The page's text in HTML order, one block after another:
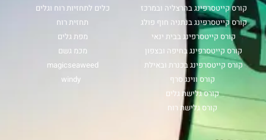
קורס קייטסרפינג בהרצליה ובמרכז
קורס קייטסרפינג בנתניה חוף פולג
קורס קייטסרפינג בבית ינאי
קורס קייטסרפינג בחיפה ובצפון
קורס קייטסרפינג בכנרת ובאילת
קורס ווינג סרף
קורס גלישת גלים
קורס גלישת רוח
כלים לתחזיות רוח וגלים
תחזית רוח
מפת גלים
מכמ גשם
magicseaweed
windy